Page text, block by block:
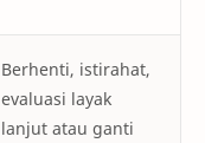
Berhenti, istirahat,
evaluasi layak
lanjut atau ganti